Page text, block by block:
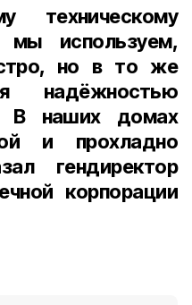
техническому
мы используем,
но в то же
надёжностью
В наших домах
и прохладно
гендиректор
корпорации